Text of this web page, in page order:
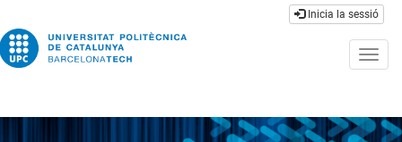
Inicia la sessió